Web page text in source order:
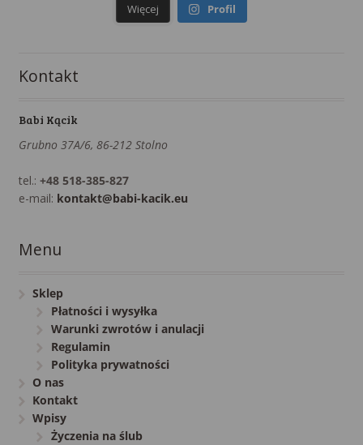
Więcej Profil
Kontakt
Babi Kącik
Grubno 37A/6, 86-212 Stolno
tel.: +48 518-385-827
e-mail: kontakt@babi-kacik.eu
Menu
Sklep
Płatności i wysyłka
Warunki zwrotów i anulacji
Regulamin
Polityka prywatności
O nas
Kontakt
Wpisy
Życzenia na ślub